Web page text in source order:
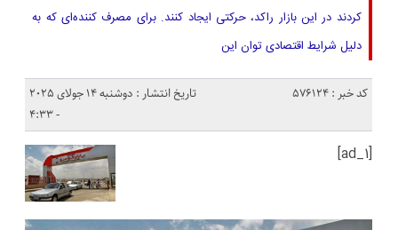
کردند در این بازار راکد، حرکتی ایجاد کنند. برای مصرف کننده‌ای که به
دلیل شرایط اقتصادی توان این
کد خبر : 576124
تاریخ انتشار : دوشنبه 14 جولای 2025
- 4:33
[ad_1]